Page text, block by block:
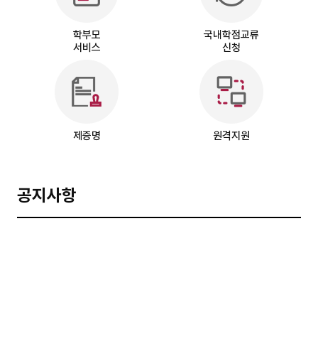
학부모
서비스
국내학점교류
신청
제증명 원격지원
공지사항